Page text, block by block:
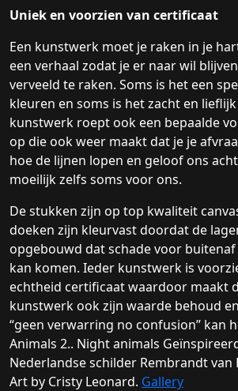
Uniek en voorzien van certificaat
Een kunstwerk moet je raken in je
een verhaal zodat je er naar wil
verveeld te raken. Soms is het een
kleuren en soms is het zacht en
kunstwerk roept ook een bepaalde
op die ook weer maakt dat je je
hoe de lijnen lopen en geloof ons
moeilijk zelfs soms voor ons.
De stukken zijn op top kwaliteit
doeken zijn kleurvast doordat de
opgebouwd dat schade voor
kan komen. Ieder kunstwerk is
echtheid certificaat waardoor maakt
kunstwerk ook zijn waarde behoud
“geen verwarring no confusion” kan
Animals 2.. Night animals
Nederlandse schilder Rembrandt van
Art by Cristy Leonard. Gallery